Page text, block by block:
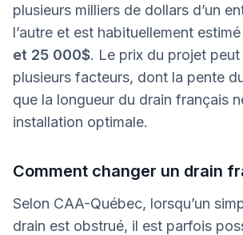
plusieurs milliers de dollars d’un
l’autre et est habituellement
et 25 000$. Le prix du projet
plusieurs facteurs, dont la pente
que la longueur du drain français
installation optimale.
Comment changer un drain
Selon CAA-Québec, lorsqu’un
drain est obstrué, il est parfois